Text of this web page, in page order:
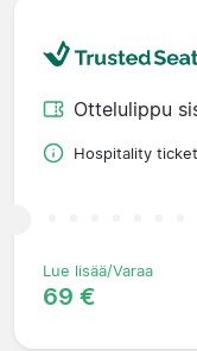
Ottelulippu
Hospitality
Lue lisää/Varaa
69 €